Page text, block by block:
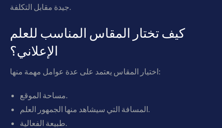
جيدة مقابل التكلفة.
كيف تختار المقاس المناسب للعلم
الإعلاني؟
اختيار المقاس يعتمد على عدة عوامل مهمة منها:
مساحة الموقع.
المسافة التي سيشاهد منها الجمهور العلم.
طبيعة الفعالية.